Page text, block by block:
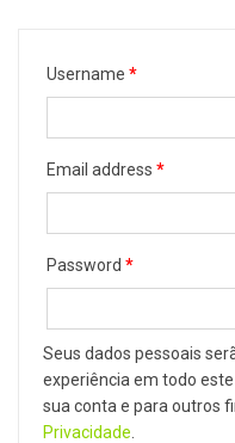
Username *
Email address *
Password *
Seus dados pessoais
experiência em todo
sua conta e para outros
Privacidade